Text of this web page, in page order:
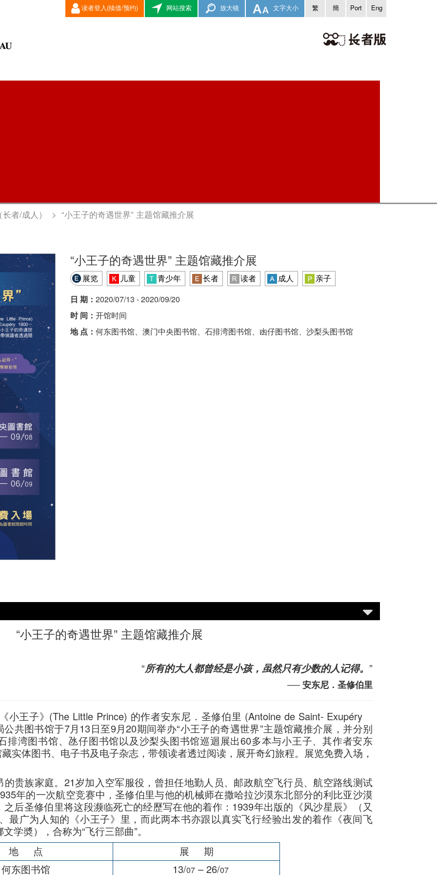
读者登入(续借/预约) 网站搜索 放大镜 文字大小 繁 簡 Port Eng
者/成人） > “小王子的奇遇世界” 主题馆藏推介展
“小王子的奇遇世界” 主题馆藏推介展
展览 儿童 青少年 长者 读者 成人
亲子
日 期： 2020/07/13 - 2020/09/20
时 间： 开馆时间
地 点： 何东图书馆、澳门中央图书馆、石排湾图书馆、凼仔图书馆、沙梨头图书馆
“小王子的奇遇世界” 主题馆藏推介展
“所有的大人都曾经是小孩，虽然只有少数的人记得。 ”
── 安东尼．圣修伯里
子》(The Little Prince) 的作者安东尼．圣修伯里 (Antoine de Saint- Exupéry
共图书馆于7月13日至9月20期间举办“小王子的奇遇世界”主题馆藏推介展，并分别
排湾图书馆、氹仔图书馆以及沙梨头图书馆巡迴展出60多本与小王子、其作者安东
实体图书、电子书及电子杂志，带领读者透过阅读，展开奇幻旅程。展览免费入场，
族家庭。21岁加入空军服役，曾担任地勤人员、邮政航空飞行员、航空路线测试
年的一次航空竞赛中，圣修伯里与他的机械师在撒哈拉沙漠东北部分的利比亚沙漠
后圣修伯里将这段濒临死亡的经歷写在他的着作：1939年出版的《风沙星辰》（又
最广为人知的《小王子》里，而此两本书亦跟以真实飞行经验出发的着作《夜间飞
学奬），合称为“飞行三部曲”。
地 点
展 期
何东图书馆
13/07 – 26/07